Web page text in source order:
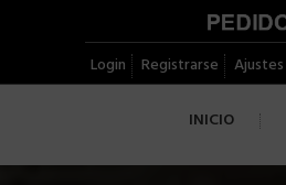
Login Registrarse Ajustes
INICIO